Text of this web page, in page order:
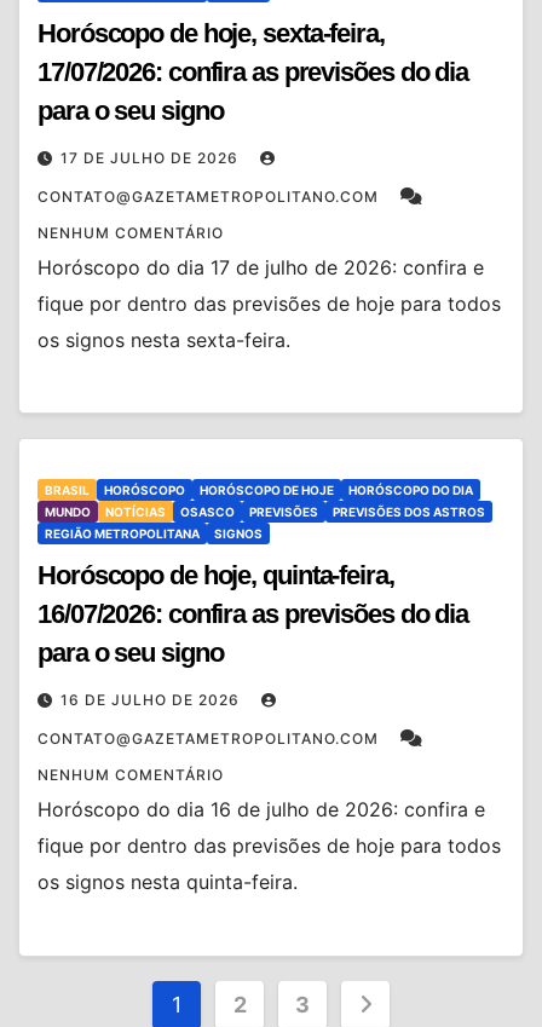
Horóscopo de hoje, sexta-feira,
17/07/2026: confira as previsões do dia
para o seu signo
17 DE JULHO DE 2026
CONTATO@GAZETAMETROPOLITANO.COM
NENHUM COMENTÁRIO
Horóscopo do dia 17 de julho de 2026: confira e
fique por dentro das previsões de hoje para todos
os signos nesta sexta-feira.
BRASIL HORÓSCOPO HORÓSCOPO DE HOJE
HORÓSCOPO DO DIA
MUNDO
NOTÍCIAS OSASCO PREVISÕES
PREVISÕES DOS ASTROS
REGIÃO METROPOLITANA
SIGNOS
Horóscopo de hoje, quinta-feira,
16/07/2026: confira as previsões do dia
para o seu signo
16 DE JULHO DE 2026
CONTATO@GAZETAMETROPOLITANO.COM
NENHUM COMENTÁRIO
Horóscopo do dia 16 de julho de 2026: confira e
fique por dentro das previsões de hoje para todos
os signos nesta quinta-feira.
Paginação
1 2 3